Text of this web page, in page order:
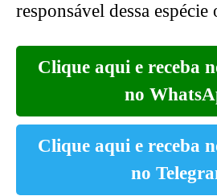
responsável dessa espécie
Clique aqui e receba
no
Clique aqui e receba
no